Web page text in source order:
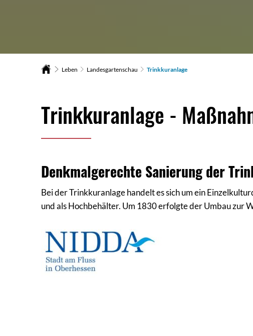
Leben Landesgartenschau Trinkkuranlage
Trinkkuranlage
Trinkkuranlage -
Denkmalgerechte Sanierung der
Bei der Trinkkuranlage handelt es sich um ein
und als Hochbehälter. Um 1830 erfolgte der Umbau zur